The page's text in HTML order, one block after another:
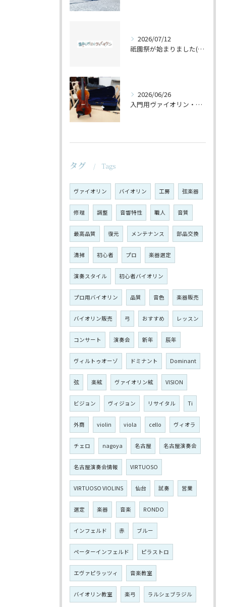
2026/07/12
祇園祭が始まりました(^^♪
2026/06/26
入門用ヴァイオリン・セットの仕上げ♪
タグ Tags
ヴァイオリン バイオリン 工房 弦楽器
修理 調整 音響特性 職人 音質
最高品質 復元 メンテナンス 部品交換
清掃 初心者 プロ 楽器選定
演奏スタイル 初心者バイオリン
プロ用バイオリン 品質 音色 楽器販売
バイオリン販売 弓 おすすめ レッスン
コンサート 演奏会 新年 辰年
ヴィルトゥオーゾ ドミナント Dominant
弦 楽絃 ヴァイオリン絃 VISION
ビジョン ヴィジョン リサイタル Ti
外商 violin viola cello ヴィオラ
チェロ nagoya 名古屋 名古屋演奏会
名古屋演奏会情報 VIRTUOSO
VIRTUOSO VIOLINS 仙台 試奏 営業
選定 楽器 音楽 RONDO
インフェルド 赤 ブルー
ペーターインフェルド ピラストロ
エヴァピラッツィ 音楽教室
バイオリン教室 楽弓 ラルシェブラジル